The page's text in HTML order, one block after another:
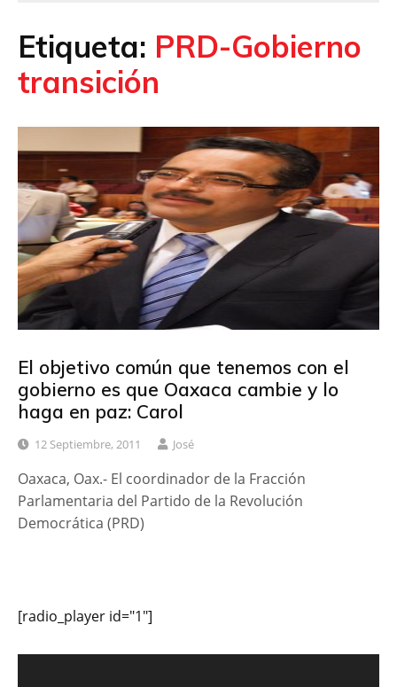
Etiqueta: PRD-Gobierno
transición
El objetivo común que tenemos con el
gobierno es que Oaxaca cambie y lo
haga en paz: Carol
12 Septiembre, 2011 José
Oaxaca, Oax.- El coordinador de la Fracción
Parlamentaria del Partido de la Revolución
Democrática (PRD)
[radio_player id="1"]